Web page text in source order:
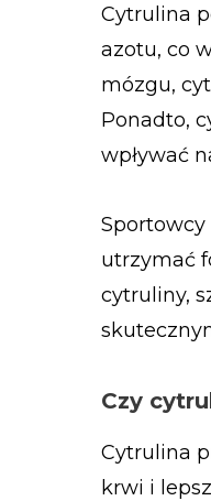
Cytrulina
azotu, co
mózgu,
Ponadto,
wpływać
utrzymać
cytruliny,
Czy
Cytrulina
krwi i